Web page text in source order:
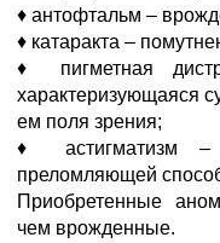
♦ антофтальм –
♦ катаракта –
♦ пигметная
характеризующаяся
ем поля зрения;
♦ астигматизм –
преломляющей
Приобретенные
чем врожденные.